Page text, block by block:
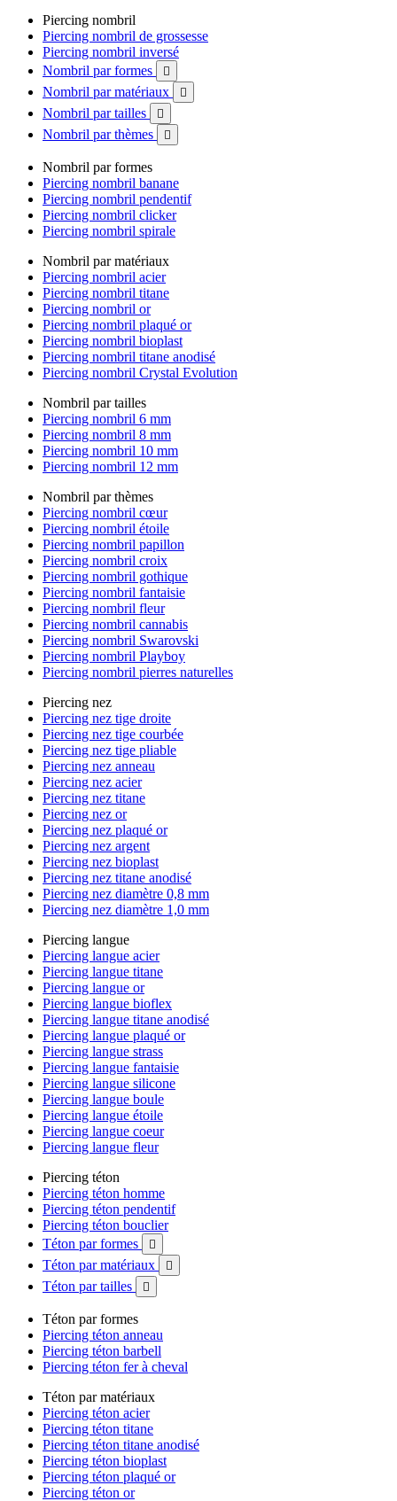
Piercing nombril
Piercing nombril de grossesse
Piercing nombril inversé
Nombril par formes

Nombril par matériaux 
Nombril par tailles 
Nombril par thèmes 
Nombril par formes
Piercing nombril banane
Piercing nombril pendentif
Piercing nombril clicker
Piercing nombril spirale
Nombril par matériaux
Piercing nombril acier
Piercing nombril titane
Piercing nombril or
Piercing nombril plaqué or
Piercing nombril bioplast
Piercing nombril titane anodisé
Piercing nombril Crystal Evolution
Nombril par tailles
Piercing nombril 6 mm
Piercing nombril 8 mm
Piercing nombril 10 mm
Piercing nombril 12 mm
Nombril par thèmes
Piercing nombril cœur
Piercing nombril étoile
Piercing nombril papillon
Piercing nombril croix
Piercing nombril gothique
Piercing nombril fantaisie
Piercing nombril fleur
Piercing nombril cannabis
Piercing nombril Swarovski
Piercing nombril Playboy
Piercing nombril pierres naturelles
Piercing nez
Piercing nez tige droite
Piercing nez tige courbée
Piercing nez tige pliable
Piercing nez anneau
Piercing nez acier
Piercing nez titane
Piercing nez or
Piercing nez plaqué or
Piercing nez argent
Piercing nez bioplast
Piercing nez titane anodisé
Piercing nez diamètre 0,8 mm
Piercing nez diamètre 1,0 mm
Piercing langue
Piercing langue acier
Piercing langue titane
Piercing langue or
Piercing langue bioflex
Piercing langue titane anodisé
Piercing langue plaqué or
Piercing langue strass
Piercing langue fantaisie
Piercing langue silicone
Piercing langue boule
Piercing langue étoile
Piercing langue coeur
Piercing langue fleur
Piercing téton
Piercing téton homme
Piercing téton pendentif
Piercing téton bouclier
Téton par formes

Téton par matériaux 
Téton par tailles 
Téton par formes
Piercing téton anneau
Piercing téton barbell
Piercing téton fer à cheval
Téton par matériaux
Piercing téton acier
Piercing téton titane
Piercing téton titane anodisé
Piercing téton bioplast
Piercing téton plaqué or
Piercing téton or